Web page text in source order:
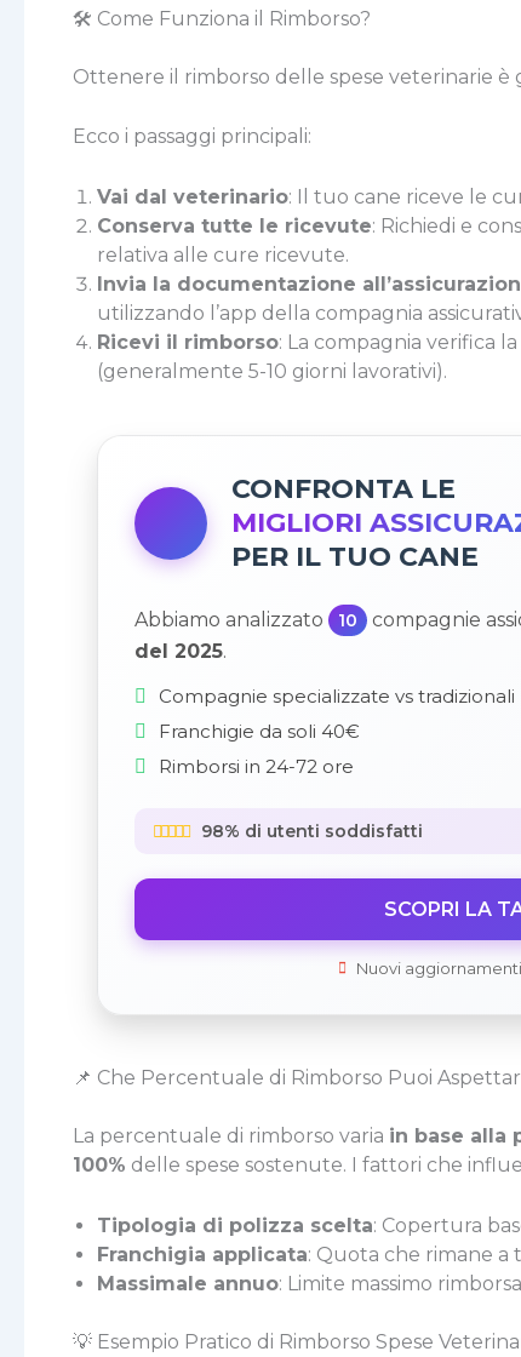
🛠️ Come Funziona il Rimborso?
Ottenere il rimborso delle spese veterinarie è
Ecco i passaggi principali:
Vai dal veterinario: Il tuo cane riceve le
Conserva tutte le ricevute: Richiedi e
relativa alle cure ricevute.
Invia la documentazione
utilizzando l’app della compagnia
Ricevi il rimborso: La compagnia verifica
(generalmente 5-10 giorni lavorativi).
CONFRONTA LE
MIGLIORI
PER IL TUO CANE
Abbiamo analizzato 10 compagnie
del 2025.
Compagnie specializzate vs tradizionali
Franchigie da soli 40€
Rimborsi in 24-72 ore
98% di utenti soddisfatti
SCOPRI LA
Nuovi
📌 Che Percentuale di Rimborso Puoi
La percentuale di rimborso varia in base alla
100% delle spese sostenute. I fattori che
Tipologia di polizza scelta: Copertura
Franchigia applicata: Quota che rimane a
Massimale annuo: Limite massimo
💡 Esempio Pratico di Rimborso Spese